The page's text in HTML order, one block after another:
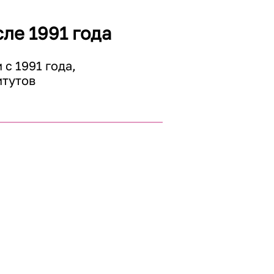
1991 года
1991 года,
в